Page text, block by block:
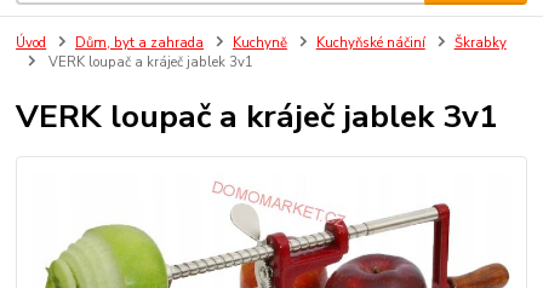
Úvod Dům, byt a zahrada Kuchyně Kuchyňské náčiní
Škrabky
VERK loupač a kráječ jablek 3v1
VERK loupač a kráječ jablek 3v1